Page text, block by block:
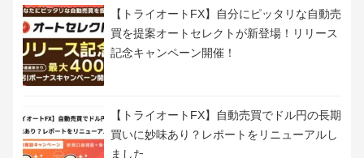
方法！キャンペーンもまとめ
GET?ギフトマネーの使い方や現金化の方法
も解説